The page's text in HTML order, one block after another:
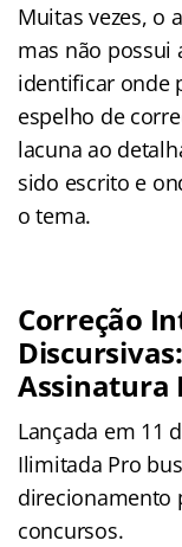
Muitas vezes, o
mas não possui
identificar onde
espelho de
lacuna ao
sido escrito e
o tema.
Correção
Assinatura
Lançada em 11
Ilimitada Pro
direcionamento
concursos.